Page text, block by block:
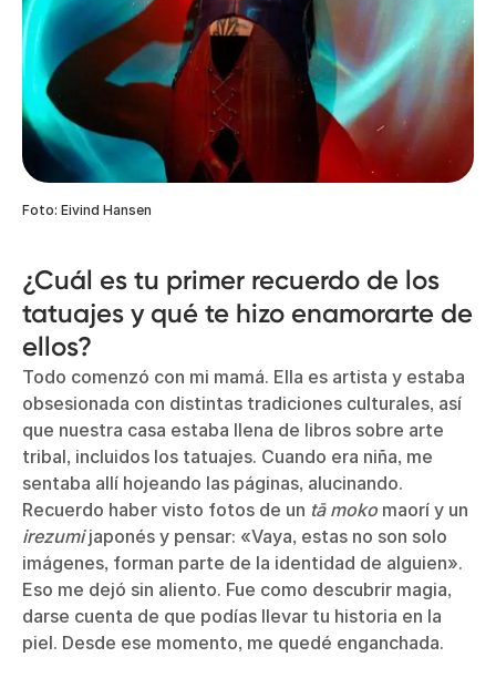
Foto: Eivind Hansen
¿Cuál es tu primer recuerdo de los
tatuajes y qué te hizo enamorarte de
ellos?
Todo comenzó con mi mamá. Ella es artista y estaba
obsesionada con distintas tradiciones culturales, así
que nuestra casa estaba llena de libros sobre arte
tribal, incluidos los tatuajes. Cuando era niña, me
sentaba allí hojeando las páginas, alucinando.
Recuerdo haber visto fotos de un tā mokomaorí y un
irezumijaponés y pensar: «Vaya, estas no son solo
imágenes, forman parte de la identidad de alguien».
Eso me dejó sin aliento. Fue como descubrir magia,
darse cuenta de que podías llevar tu historia en la
piel. Desde ese momento, me quedé enganchada.